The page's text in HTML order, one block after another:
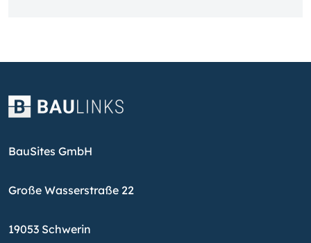
BauSites GmbH
Große Wasserstraße 22
19053 Schwerin